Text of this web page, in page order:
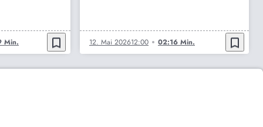
Min. bookmark_border 12. Mai 202612:00 02:16 Min. bookmark_border